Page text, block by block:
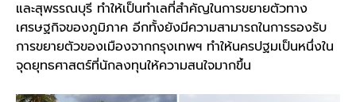
และสุพรรณบุรี ทำให้เป็นทำเลที่สำคัญในการขยายตัวทาง
เศรษฐกิจของภูมิภาค อีกทั้งยังมีความสามารถในการรองรับ
การขยายตัวของเมืองจากกรุงเทพฯ ทำให้นครปฐมเป็นหนึ่งใน
จุดยุทธศาสตร์ที่นักลงทุนให้ความสนใจมากขึ้น